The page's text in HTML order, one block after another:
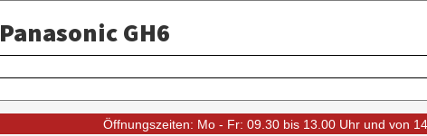
Panasonic GH6
Öffnungszeiten: Mo - Fr: 09.30 bis 13.00 Uhr und von